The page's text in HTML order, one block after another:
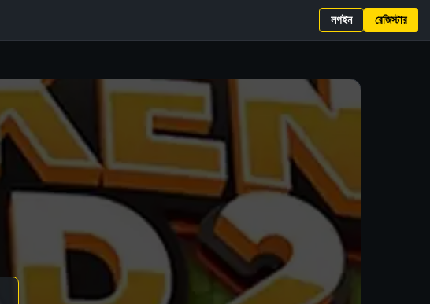
লগইন রেজিস্টার